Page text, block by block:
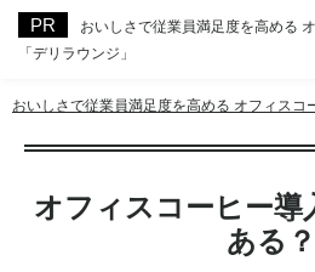
おいしさで従業員満足度を高める
「デリラウンジ」
おいしさで従業員満足度を高める オフィスコ
オフィスコーヒー導
ある？